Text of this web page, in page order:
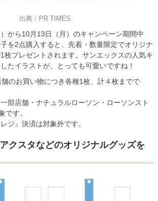
出典：PR TIMES
から10月13日（月）のキャンペーン期間中
を2点購入すると、先着・数量限定でオリジナ
枚プレゼントされます。サンエックスの人気キ
たイラストが、とっても可愛いですね！
のお買い物につき各種1枚、計４枚までで
部店舗・ナチュラルローソン・ローソンスト
です。
ジ』決済は対象外です。
クスタなどのオリジナルグッズを